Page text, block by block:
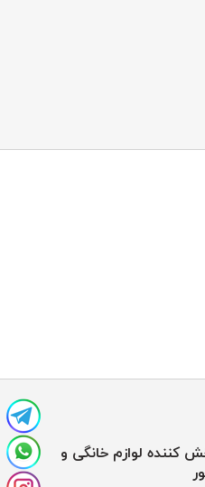
کننده لوازم خانگی و